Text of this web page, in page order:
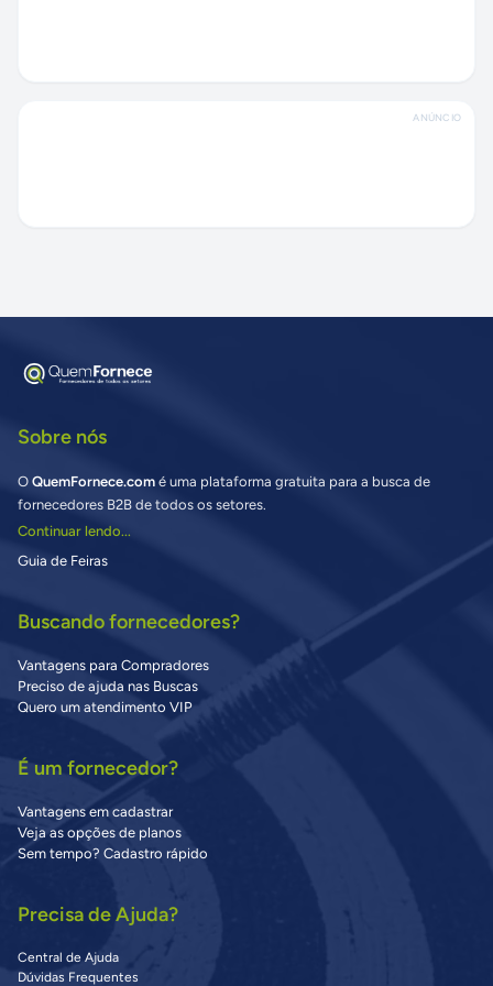
ANÚNCIO
Sobre nós
O QuemFornece.com é uma plataforma gratuita para a busca de
fornecedores B2B de todos os setores.
Continuar lendo...
Guia de Feiras
Buscando fornecedores?
Vantagens para Compradores
Preciso de ajuda nas Buscas
Quero um atendimento VIP
É um fornecedor?
Vantagens em cadastrar
Veja as opções de planos
Sem tempo? Cadastro rápido
Precisa de Ajuda?
Central de Ajuda
Dúvidas Frequentes